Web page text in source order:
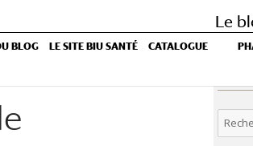
Le
BLOG LE SITE BIU SANTÉ CATALOGUE
pour :